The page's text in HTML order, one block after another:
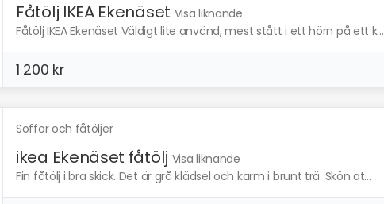
Fåtölj IKEA Ekenäset Visa liknande
Fåtölj IKEA Ekenäset Väldigt lite använd, mest stått i ett hörn på ett k...
1 200 kr
Soffor och fåtöljer
ikea Ekenäset fåtölj Visa liknande
Fin fåtölj i bra skick. Det är grå klädsel och karm i brunt trä. Skön at...